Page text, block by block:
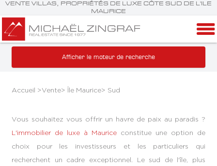
VENTE VILLAS, PROPRIÉTÉS DE LUXE CÔTE SUD DE L'ILE
MAURICE
Afficher le moteur de recherche
Accueil >Vente> Île Maurice> Sud
Vous souhaitez vous offrir un havre de paix au paradis ?
L'immobilier de luxe à Maurice constitue une option de
choix pour les investisseurs et les particuliers qui
recherchent un cadre exceptionnel. Le sud de l'île, plus